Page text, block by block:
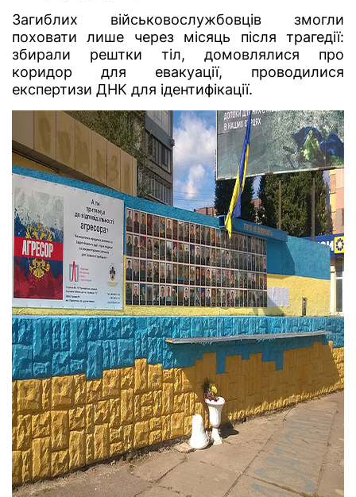
Загиблих військовослужбовців змогли
поховати лише через місяць після трагедії:
збирали рештки тіл, домовлялися про
коридор для евакуації, проводилися
експертизи ДНК для ідентифікації.